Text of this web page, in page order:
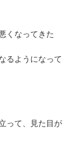
くなってきた
るようになって
って、見た目が